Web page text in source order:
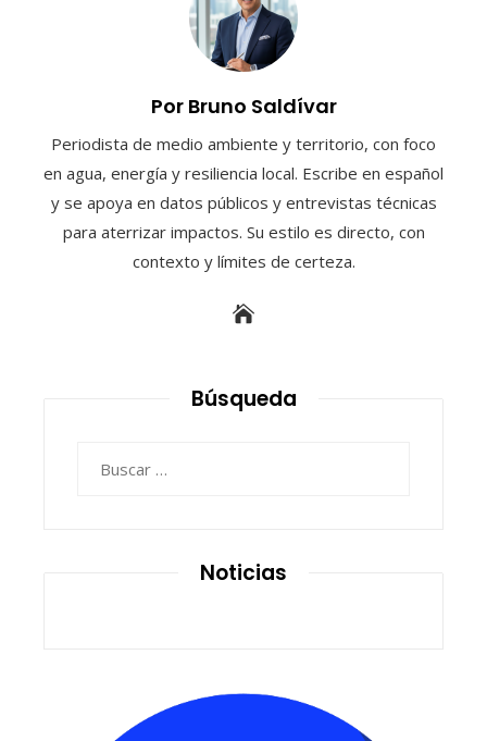
Por Bruno Saldívar
Periodista de medio ambiente y territorio, con foco
en agua, energía y resiliencia local. Escribe en español
y se apoya en datos públicos y entrevistas técnicas
para aterrizar impactos. Su estilo es directo, con
contexto y límites de certeza.
Búsqueda
Noticias